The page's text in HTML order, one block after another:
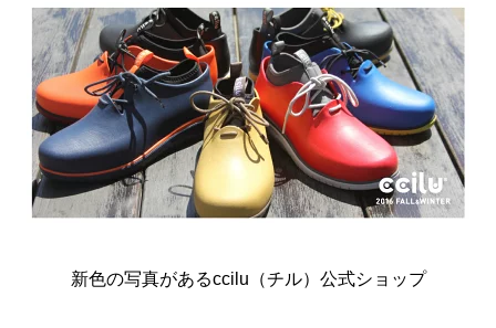
新色の写真があるccilu（チル）公式ショップ